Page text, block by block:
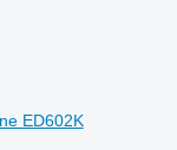
ED602K